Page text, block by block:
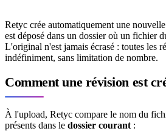
Retyc crée automatiquement une
est déposé dans un dossier où un fichier
L'original n'est jamais écrasé : toutes les
indéfiniment, sans limitation de nombre.
Comment une révision est
À l'upload, Retyc compare le nom du
présents dans le dossier courant :